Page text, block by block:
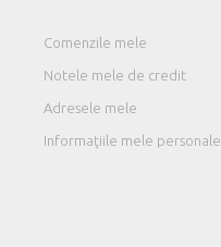
Comenzile mele
Notele mele de credit
Adresele mele
Informaţiile mele personale